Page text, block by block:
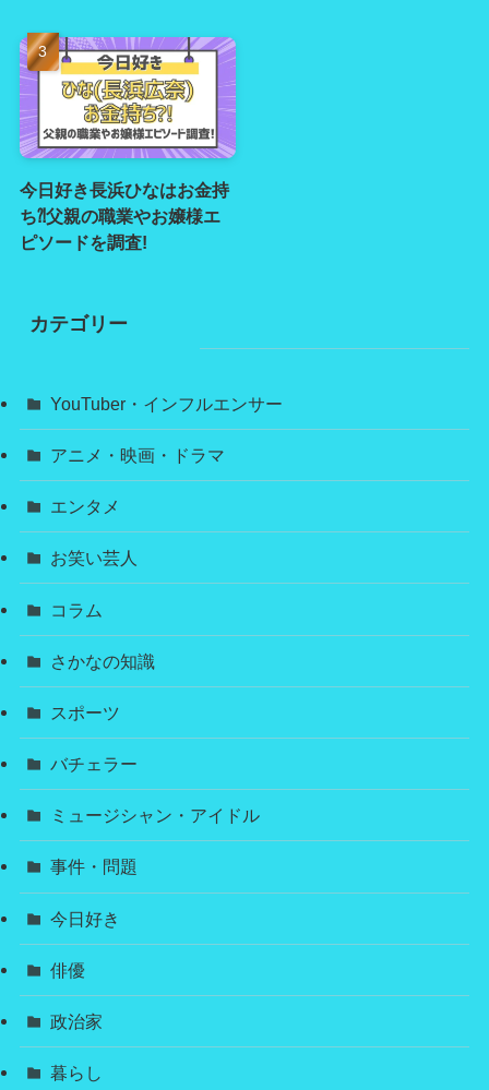
今日好き長浜ひなはお金持
ち⁈父親の職業やお嬢様エ
ピソードを調査!
カテゴリー
YouTuber・インフルエンサー
アニメ・映画・ドラマ
エンタメ
お笑い芸人
コラム
さかなの知識
スポーツ
バチェラー
ミュージシャン・アイドル
事件・問題
今日好き
俳優
政治家
暮らし